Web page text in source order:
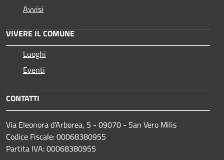
Avvisi
VIVERE IL COMUNE
Luoghi
Eventi
CONTATTI
Via Eleonora d'Arborea, 5 - 09070 - San Vero Milis
Codice Fiscale: 00068380955
Partita IVA: 00068380955